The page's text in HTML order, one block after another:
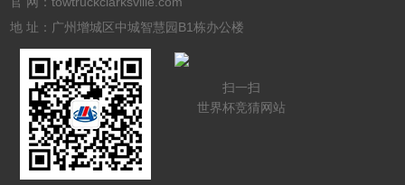
地 址：广州增城区中城智慧园B1栋办公楼
扫一扫
世界杯竞猜网站